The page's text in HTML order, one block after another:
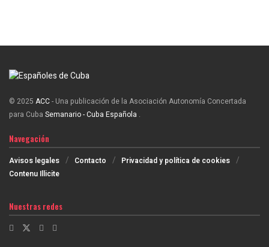
© 2025 ACC- Una publicación de la Asociación Autonomía Concertada
para Cuba Semanario - Cuba Española .
Navegación
Avisos legales Contacto
Privacidad y política de cookies
Contenu Illicite
Nuestras redes